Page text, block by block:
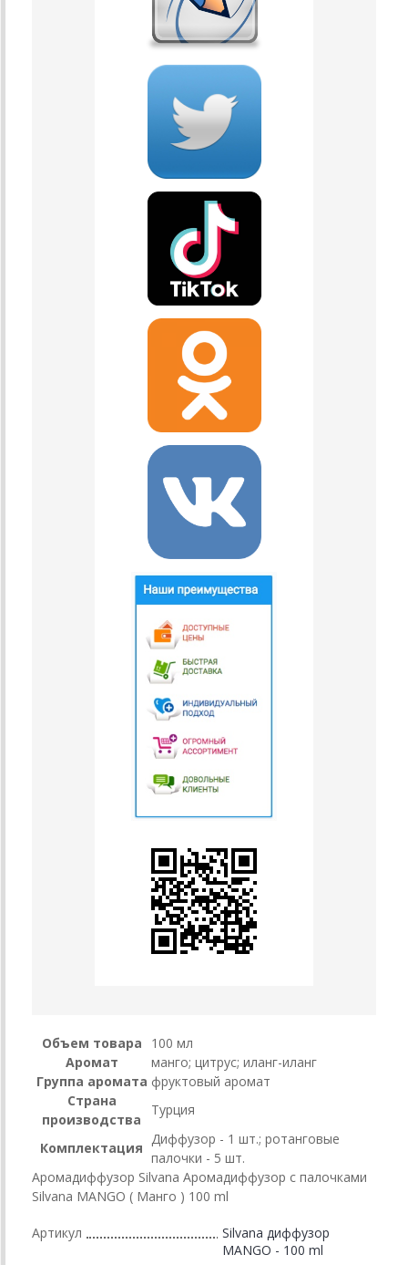
Объем товара
100 мл
Аромат
манго; цитрус; иланг-иланг
Группа аромата фруктовый аромат
Страна
производства
Турция
Комплектация
Диффузор - 1 шт.; ротанговые
палочки - 5 шт.
Аромадиффузор Silvana Аромадиффузор с палочками
Silvana MANGO ( Манго ) 100 ml
Артикул
Silvana диффузор
MANGO - 100 ml